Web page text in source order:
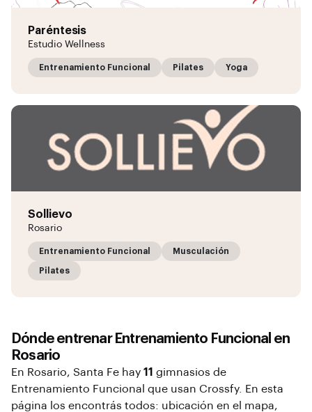
Paréntesis
Estudio Wellness
Entrenamiento Funcional Pilates Yoga
Sollievo
Rosario
Entrenamiento Funcional Musculación
Pilates
Dónde entrenar Entrenamiento Funcional en
Rosario
En Rosario, Santa Fe hay 11 gimnasios de
Entrenamiento Funcional que usan Crossfy. En esta
página los encontrás todos: ubicación en el mapa,